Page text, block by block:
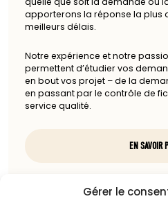
Gérer le
apporterons la réponse la plus
meilleurs délais.
Notre expérience et notre
permettent d’étudier vos
en bout vos projet – de la
en passant par le contrôle de
service qualité.
EN SAVOIR
Nous contacter